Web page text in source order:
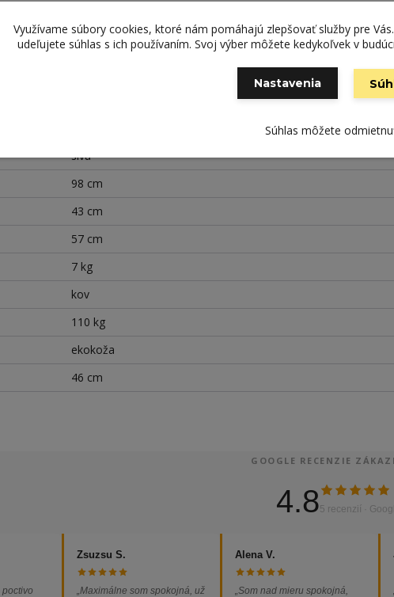
a poskytuje pohodlné a štýlové sedenie.
sivá
98 cm
43 cm
57 cm
7 kg
kov
110 kg
ekokoža
46 cm
GOOGLE RECENZIE
4.85 recenzií ·
poctivo
Zsuzsu S.
„Maximálne som spokojná, už
Alena V.
„Som nad mieru spokojná,
Využívame súbory cookies, ktoré nám pomáhajú zlepšovať služby pre
udeľujete súhlas s ich používaním. Svoj výber môžete kedykoľvek v
Nastavenia
Súhlas môžete